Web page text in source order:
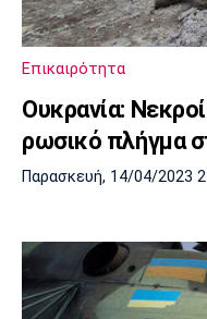
Επικαιρότητα
Ουκρανία:
ρωσικό πλήγμα
Παρασκευή, 14/04/2023